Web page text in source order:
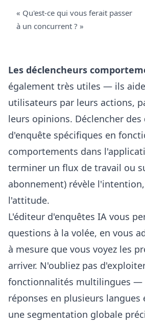
« Qu'est-ce qui vous ferait passer
à un concurrent ? »
Les déclencheurs
également très utiles — ils
utilisateurs par leurs actions,
leurs opinions. Déclencher des
d'enquête spécifiques en
comportements dans
terminer un flux de travail ou
abonnement) révèle
l'attitude.
L'éditeur d'enquêtes IA vous
questions à la volée, en vous
à mesure que vous voyez les
arriver. N'oubliez pas
fonctionnalités multilingues —
réponses en plusieurs langues
une segmentation globale